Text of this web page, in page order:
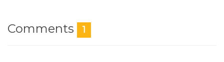
Comments 1